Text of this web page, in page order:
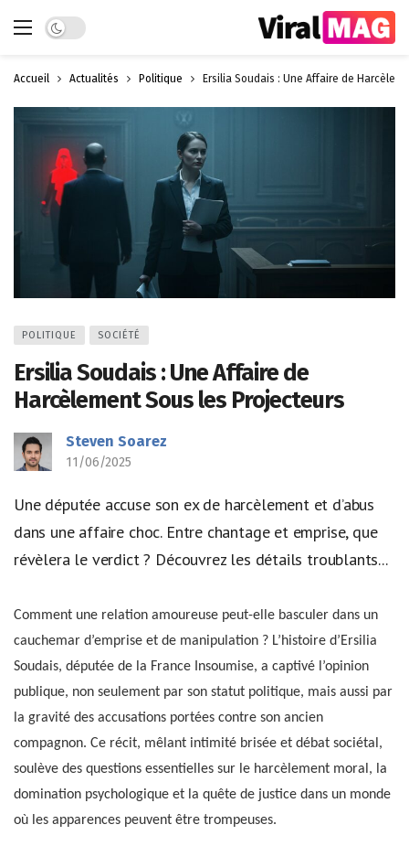
Dark mode
Accueil Actualités Politique Ersilia Soudais : Une Affaire de
POLITIQUE SOCIÉTÉ
Ersilia Soudais : Une Affaire de
Harcèlement Sous les Projecteurs
Steven Soarez
11/06/2025
Une députée accuse son ex de harcèlement et d’abus
dans une affaire choc. Entre chantage et emprise, que
révèlera le verdict ? Découvrez les détails troublants...
Comment une relation amoureuse peut-elle basculer dans un
cauchemar d’emprise et de manipulation ? L’histoire d’Ersilia
Soudais, députée de la France Insoumise, a captivé l’opinion
publique, non seulement par son statut politique, mais aussi par
la gravité des accusations portées contre son ancien
compagnon. Ce récit, mêlant intimité brisée et débat sociétal,
soulève des questions essentielles sur le harcèlement moral, la
domination psychologique et la quête de justice dans un monde
où les apparences peuvent être trompeuses.